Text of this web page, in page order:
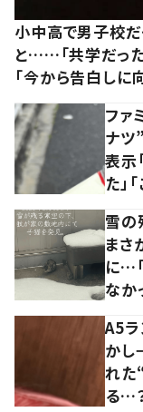
小中高で男子校
と……「共学だっ
「今から告白しに
ファ
ナツ
表示
た」
雪の
ま
に…
なか
A5
かし
れた
る…